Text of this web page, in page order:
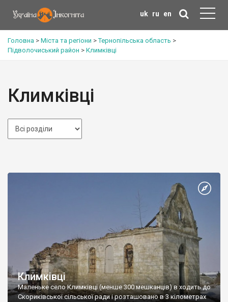
uk ru en
Головна > Міста та регіони >Тернопільська область >
Підволочиський район > Климківці
Климківці
Климківці
Маленьке село Климківці (менше 300 мешканців) в ходить до
Скориківської сільської ради і розташовано в 3 кілометрах